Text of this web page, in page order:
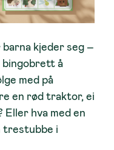
kjeder seg –
bingobrett å
med på
en rød traktor, ei
hva med en
trestubbe i